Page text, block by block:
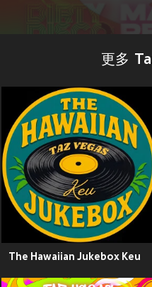
更多
The Hawaiian Jukebox Keu